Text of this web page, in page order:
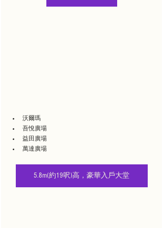
沃爾瑪
吾悅廣場
益田廣場
萬達廣場
5.8m(約19呎)高，豪華入戶大堂